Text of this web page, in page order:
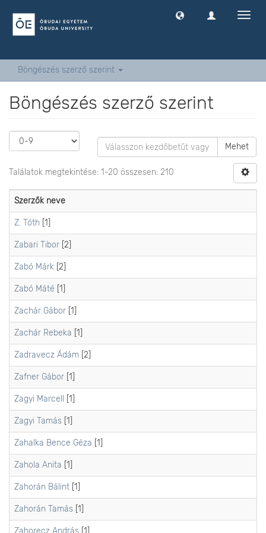
Böngészés szerző szerint
Böngészés szerző szerint
Mehet
Találatok megtekintése: 1-20 összesen: 210
Szerzők neve
Z. Tóth [1]
Zabari Tibor [2]
Zabó Márk [2]
Zabó Máté [1]
Zachár Gábor [1]
Zachár Rebeka [1]
Zadravecz Ádám [2]
Zafner Gábor [1]
Zagyi Marcell [1]
Zagyi Tamás [1]
Zahalka Bence Géza [1]
Zahola Anita [1]
Zahorán Bálint [1]
Zahorán Tamás [1]
Zahorecz András [1]